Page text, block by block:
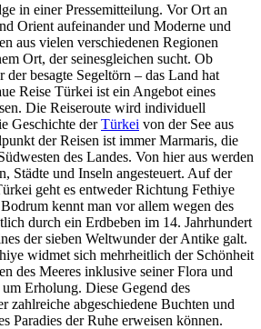
in einer Pressemitteilung. Vor Ort an
Orient aufeinander und Moderne und
aus vielen verschiedenen Regionen
Ort, der seinesgleichen sucht. Ob
der besagte Segeltörn – das Land hat
Reise Türkei ist ein Angebot eines
Die Reiseroute wird individuell
Geschichte derTürkei von der See aus
der Reisen ist immer Marmaris, die
des Landes. Von hier aus werden
Städte und Inseln angesteuert. Auf der
geht es entweder Richtung Fethiye
kennt man vor allem wegen des
durch ein Erdbeben im 14. Jahrhundert
der sieben Weltwunder der Antike galt.
widmet sich mehrheitlich der Schönheit
des Meeres inklusive seiner Flora und
Erholung. Diese Gegend des
zahlreiche abgeschiedene Buchten und
Paradies der Ruhe erweisen können.